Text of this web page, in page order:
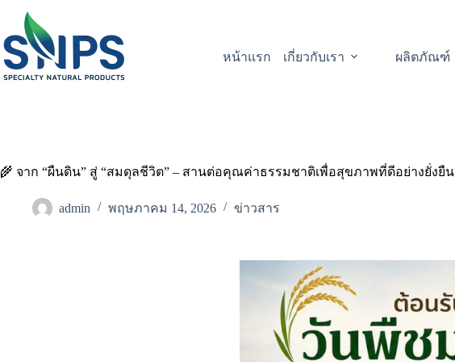
หน้าแรก เกี่ยวกับเรา ผลิตภัณฑ์
🌾 จาก “ผืนดิน” สู่ “สมดุลชีวิต” – สานต่อคุณค่าธรรมชาติเพื่อสุขภาพที่ดีอย่างยั่งยืน
admin พฤษภาคม 14, 2026 ข่าวสาร